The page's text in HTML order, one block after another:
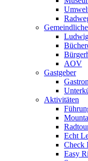
AOV
Gastgeber
Aktivitäten
Echt
Check
Easy